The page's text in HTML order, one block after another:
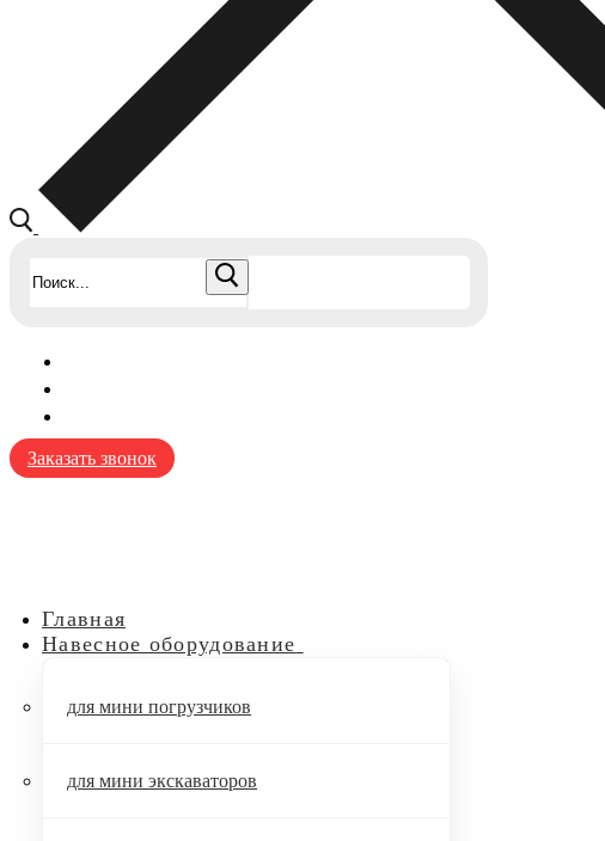
Заказать звонок
Главная
Навесное оборудование
для мини погрузчиков
для мини экскаваторов